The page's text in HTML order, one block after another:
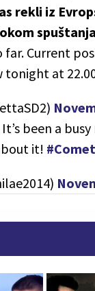
rekli iz
Current
at
been a
it!